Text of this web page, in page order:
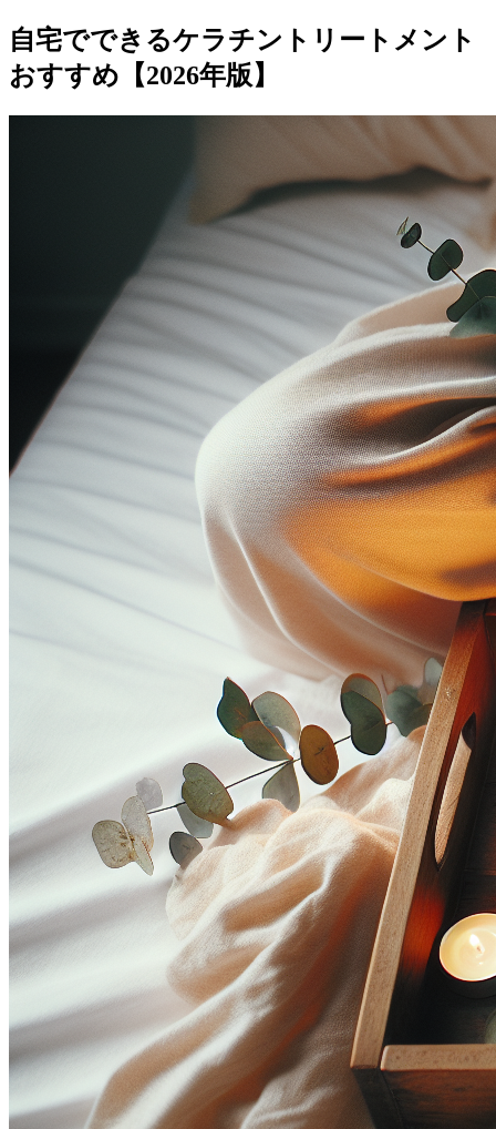
自宅でできるケラチントリートメント
おすすめ【2026年版】